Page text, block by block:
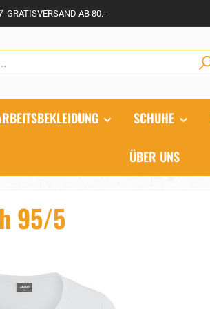
GRATISVERSAND AB 80.-
SCHUHE
ÜBER UNS
95/5